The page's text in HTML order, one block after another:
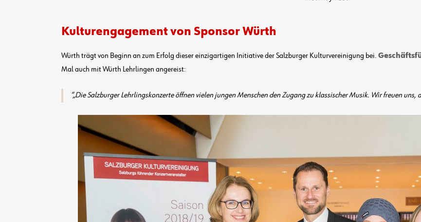
Kulturengagement von Sponsor Würth
Würth trägt von Beginn an zum Erfolg dieser einzigartigen Initiative der Salzburger Kulturvereinigung bei.
Mal auch mit Würth Lehrlingen angereist:
„Die Salzburger Lehrlingskonzerte öffnen vielen jungen Menschen den Zugang zu klassischer Musik. Wir freuen uns,